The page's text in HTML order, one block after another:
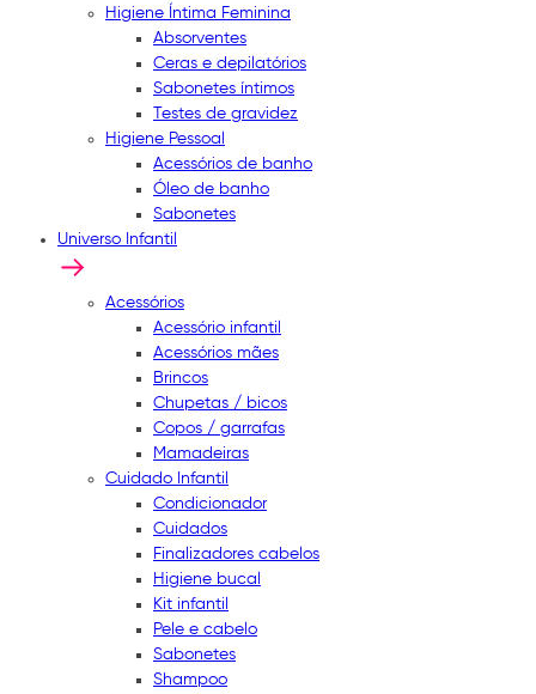
Higiene Íntima Feminina
Absorventes
Ceras e depilatórios
Sabonetes íntimos
Testes de gravidez
Higiene Pessoal
Acessórios de banho
Óleo de banho
Sabonetes
Universo Infantil
Acessórios
Acessório infantil
Acessórios mães
Brincos
Chupetas / bicos
Copos / garrafas
Mamadeiras
Cuidado Infantil
Condicionador
Cuidados
Finalizadores cabelos
Higiene bucal
Kit infantil
Pele e cabelo
Sabonetes
Shampoo